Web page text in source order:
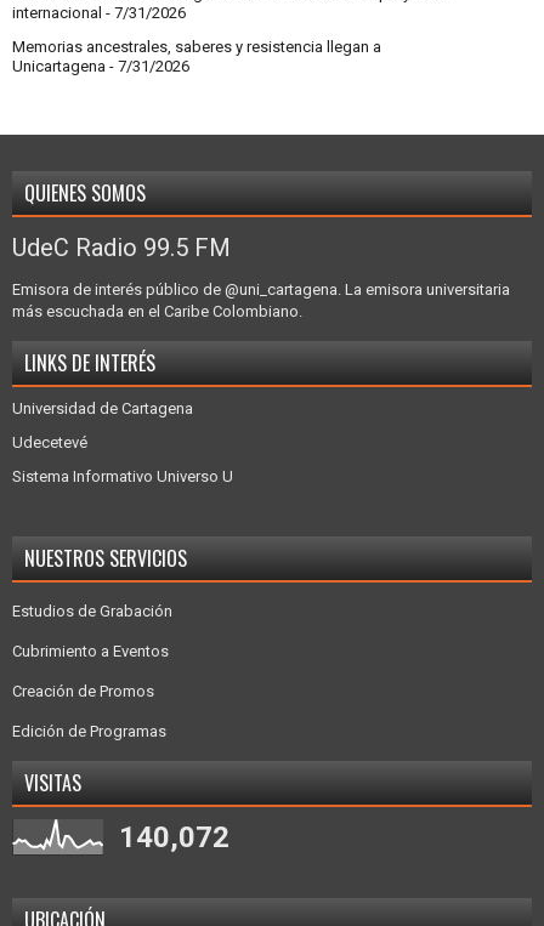
internacional - 7/31/2026
Memorias ancestrales, saberes y resistencia llegan a
Unicartagena - 7/31/2026
QUIENES SOMOS
UdeC Radio 99.5 FM
Emisora de interés público de @uni_cartagena. La emisora universitaria
más escuchada en el Caribe Colombiano.
LINKS DE INTERÉS
Universidad de Cartagena
Udecetevé
Sistema Informativo Universo U
NUESTROS SERVICIOS
Estudios de Grabación
Cubrimiento a Eventos
Creación de Promos
Edición de Programas
VISITAS
140,072
UBICACIÓN